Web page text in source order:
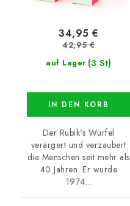
auf Lager (3 St)
34,95 €
42,95 €
IN DEN KORB
Der Rubik's Würfel
verärgert und verzaubert
die Menschen seit mehr als
40 Jahren. Er wurde
1974...